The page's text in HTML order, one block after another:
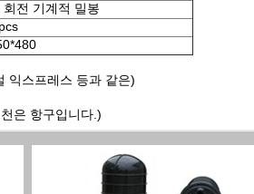
회전 기계적 밀봉
익스프레스 등과 같은)
은 항구입니다.)